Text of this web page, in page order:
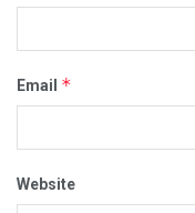
Email *
Website